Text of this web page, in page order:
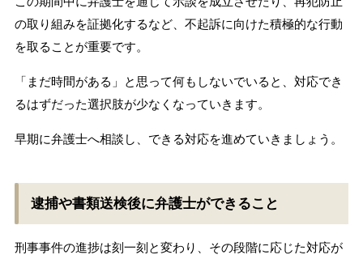
の取り組みを証拠化するなど、不起訴に向けた積極的な行動
を取ることが重要です。
「まだ時間がある」と思って何もしないでいると、対応でき
るはずだった選択肢が少なくなっていきます。
早期に弁護士へ相談し、できる対応を進めていきましょう。
逮捕や書類送検後に弁護士ができること
刑事事件の進捗は刻一刻と変わり、その段階に応じた対応が